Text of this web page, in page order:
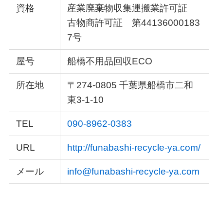
資格
産業廃棄物収集運搬業許可証
古物商許可証 第44136000183
7号
屋号 船橋不用品回収ECO
所在地
〒274-0805 千葉県船橋市二和
東3-1-10
TEL 090-8962-0383
URL http://funabashi-recycle-ya.com/
メール info@funabashi-recycle-ya.com